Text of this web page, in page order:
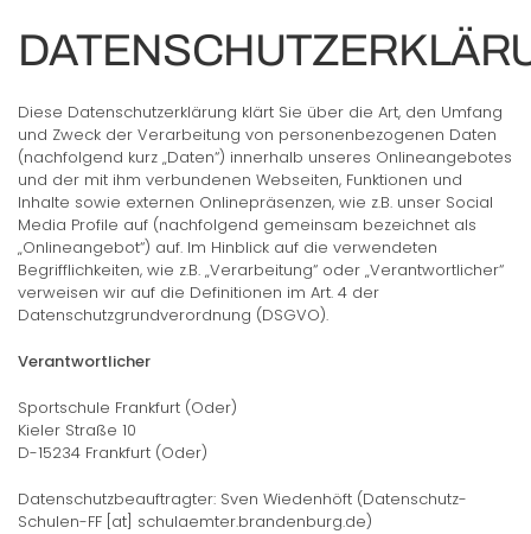
Diese Datenschutzerklärung klärt Sie über die Art, den Umfang
und Zweck der Verarbeitung von personenbezogenen Daten
(nachfolgend kurz „Daten“) innerhalb unseres Onlineangebotes
und der mit ihm verbundenen Webseiten, Funktionen und
Inhalte sowie externen Onlinepräsenzen, wie z.B. unser Social
Media Profile auf (nachfolgend gemeinsam bezeichnet als
„Onlineangebot“) auf. Im Hinblick auf die verwendeten
Begrifflichkeiten, wie z.B. „Verarbeitung“ oder „Verantwortlicher“
verweisen wir auf die Definitionen im Art. 4 der
Datenschutzgrundverordnung (DSGVO).
Verantwortlicher
Sportschule Frankfurt (Oder)
Kieler Straße 10
D-15234 Frankfurt (Oder)
Datenschutzbeauftragter: Sven Wiedenhöft (Datenschutz-
Schulen-FF [at] schulaemter.brandenburg.de)